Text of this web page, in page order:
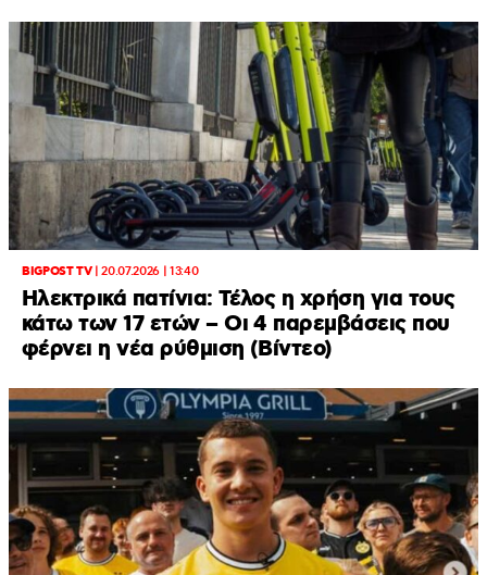
BIGPOST TV|20.07.2026 | 13:40
Ηλεκτρικά πατίνια: Τέλος η χρήση για τους
κάτω των 17 ετών – Οι 4 παρεμβάσεις που
φέρνει η νέα ρύθμιση (Βίντεο)